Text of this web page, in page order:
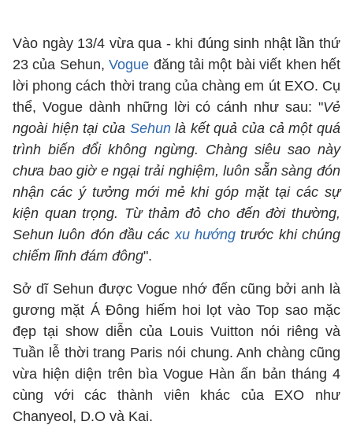
Vào ngày 13/4 vừa qua - khi đúng sinh nhật lần thứ
23 của Sehun, Vogue đăng tải một bài viết khen hết
lời phong cách thời trang của chàng em út EXO. Cụ
thể, Vogue dành những lời có cánh như sau: "Vẻ
ngoài hiện tại của Sehunlà kết quả của cả một quá
trình biến đổi không ngừng. Chàng siêu sao này
chưa bao giờ e ngại trải nghiệm, luôn sẵn sàng đón
nhận các ý tưởng mới mẻ khi góp mặt tại các sự
kiện quan trọng. Từ thảm đỏ cho đến đời thường,
Sehun luôn đón đầu cácxu hướng trước khi chúng
chiếm lĩnh đám đông".
Sở dĩ Sehun được Vogue nhớ đến cũng bởi anh là
gương mặt Á Đông hiếm hoi lọt vào Top sao mặc
đẹp tại show diễn của Louis Vuitton nói riêng và
Tuần lễ thời trang Paris nói chung. Anh chàng cũng
vừa hiện diện trên bìa Vogue Hàn ấn bản tháng 4
cùng với các thành viên khác của EXO như
Chanyeol, D.O và Kai.